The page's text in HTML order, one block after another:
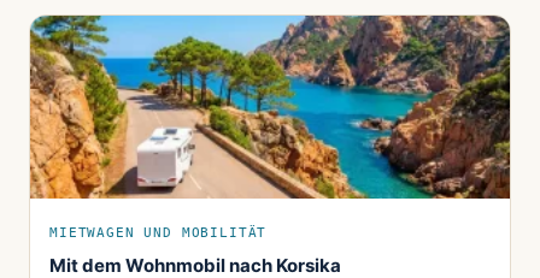
MIETWAGEN UND MOBILITÄT
Mit dem Wohnmobil nach Korsika